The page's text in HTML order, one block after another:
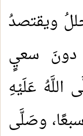
ويقتصدُ
دونَ سعيٍ
اللَّهُ عَلَيْهِ
وصَلَّى